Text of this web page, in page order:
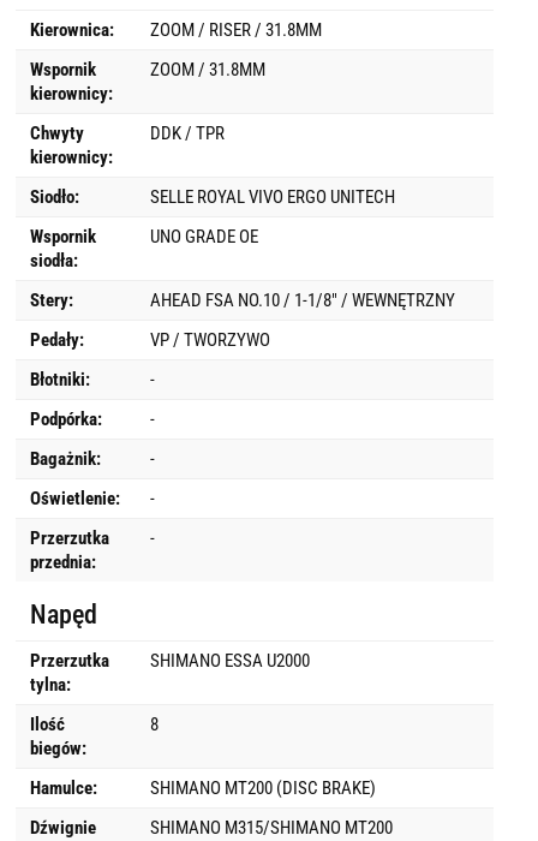
Kierownica:
ZOOM / RISER / 31.8MM
Wspornik
kierownicy:
ZOOM / 31.8MM
Chwyty
kierownicy:
DDK / TPR
Siodło:
SELLE ROYAL VIVO ERGO UNITECH
Wspornik
siodła:
UNO GRADE OE
Stery:
AHEAD FSA NO.10 / 1-1/8" / WEWNĘTRZNY
Pedały:
VP / TWORZYWO
Błotniki:
-
Podpórka:
-
Bagażnik:
-
Oświetlenie:
-
Przerzutka
przednia:
-
Napęd
Przerzutka
tylna:
SHIMANO ESSA U2000
Ilość
biegów:
8
Hamulce:
SHIMANO MT200 (DISC BRAKE)
Dźwignie
SHIMANO M315/SHIMANO MT200